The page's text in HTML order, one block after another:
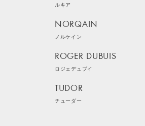
ルキア
NORQAIN
ノルケイン
ROGER DUBUIS
ロジェデュブイ
TUDOR
チューダー